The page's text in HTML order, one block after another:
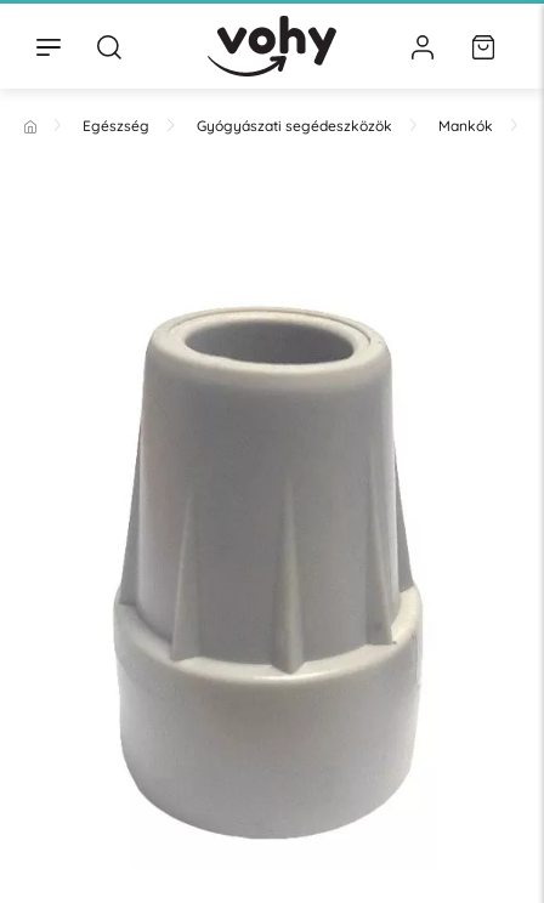
Egészség Gyógyászati segédeszközök Mankók